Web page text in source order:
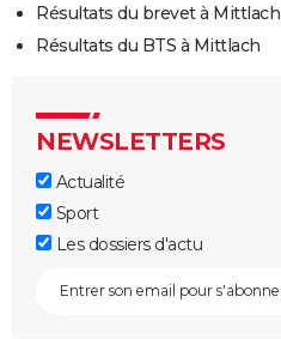
Résultats du brevet à Mittlach
Résultats du BTS à Mittlach
NEWSLETTERS
Actualité
Sport
Les dossiers d'actu